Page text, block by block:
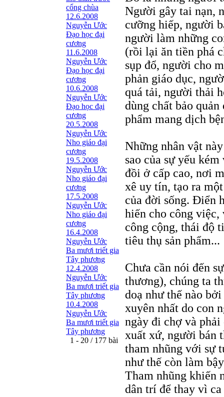
cổng chùa
12.6.2008
Nguyễn Ước
Ðạo học đại
cương
11.6.2008
Nguyễn Ước
Ðạo học đại
cương
10.6.2008
Nguyễn Ước
Ðạo học đại
cương
20.5.2008
Nguyễn Ước
Nho giáo đại
cương
19.5.2008
Nguyễn Ước
Nho giáo đại
cương
17.5.2008
Nguyễn Ước
Nho giáo đại
cương
16.4.2008
Nguyễn Ước
Ba mươi triết gia
Tây phương
12.4.2008
Nguyễn Ước
Ba mươi triết gia
Tây phương
10.4.2008
Nguyễn Ước
Ba mươi triết gia
Tây phương
1 - 20 / 177 bài
Người gây tai nạn,
cưỡng hiếp, người
người làm những
(rồi lại ăn tiền phá
sụp đổ, người cho
phản giáo dục,
quá tải, người thải
dùng chất bảo
phẩm mang dịch
Những nhân vật
sao của sự yếu
đồi ở cấp cao, nơi
xê uy tín, tạo ra
của đời sống. Điển
hiến cho công việc,
công cộng, thái độ
tiêu thụ sản phẩm...
Chưa cần nói đến
thương), chúng ta
doạ như thế nào
xuyên nhất do con
ngày đi chợ và
xuất xứ, người bán
tham nhũng với sự
như thế còn làm
Tham nhũng khiến
dân trí để thay vì